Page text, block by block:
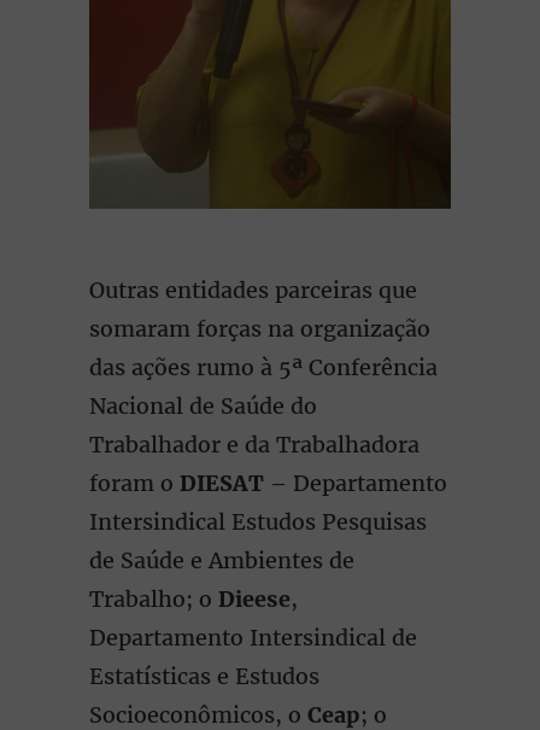
Outras entidades parceiras que
somaram forças na organização
das ações rumo à 5ª Conferência
Nacional de Saúde do
Trabalhador e da Trabalhadora
foram o DIESAT – Departamento
Intersindical Estudos Pesquisas
de Saúde e Ambientes de
Trabalho; o Dieese,
Departamento Intersindical de
Estatísticas e Estudos
Socioeconômicos, o Ceap; o